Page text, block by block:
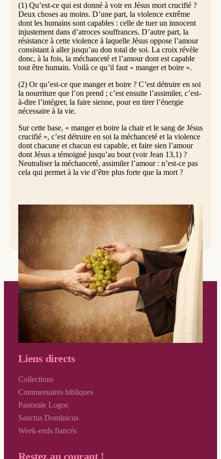
(1) Qu’est-ce qui est donné à voir en Jésus mort crucifié ?
Deux choses au moins. D’une part, la violence extrême
dont les humains sont capables : celle de tuer un innocent
injustement dans d’atroces souffrances. D’autre part, la
résistance à cette violence à laquelle Jésus oppose l’amour
consistant à aller jusqu’au don total de soi. La croix révèle
donc, à la fois, la méchanceté et l’amour dont est capable
tout être humain. Voilà ce qu’il faut « manger et boire ».
(2) Or qu’est-ce que manger et boire ? C’est détruire en soi
la nourriture que l’on prend ; c’est ensuite l’assimiler, c’est-
à-dire l’intégrer, la faire sienne, pour en tirer l’énergie
nécessaire à la vie.
Sur cette base, « manger et boire la chair et le sang de Jésus
crucifié », c’est détruire en soi la méchanceté et la violence
dont chacune et chacun est capable, et faire sien l’amour
dont Jésus a témoigné jusqu’au bout (voir Jean 13,1) ?
Neutraliser la méchanceté, assimiler l’amour : n’est-ce pas
cela qui permet à la vie d’être plus forte que la mort ?
Liens directs
Collections
Commentaires bibliques
Pastorale Logos
Sanctus Dominicus
Week-ends fiancés
Restez au courant !